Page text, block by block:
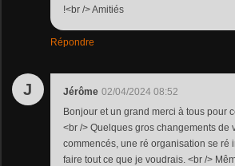
!<br /> Amitiés
Répondre
J Jérôme 02/04/2024 08:52
Bonjour et un grand merci à tous pour
<br /> Quelques gros changements de
commencés, une ré organisation se ré
faire tout ce que je voudrais. <br />